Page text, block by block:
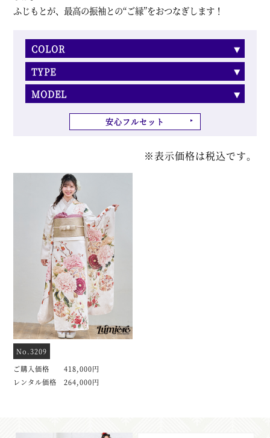
ふじもとが、最高の振袖との“ご縁”をおつなぎします！
COLOR
TYPE
MODEL
安心フルセット
※表示価格は税込です。
No.3209
ご購入価格 418,000円
レンタル価格 264,000円